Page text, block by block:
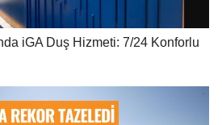
iGA Duş Hizmeti: 7/24 Konforlu